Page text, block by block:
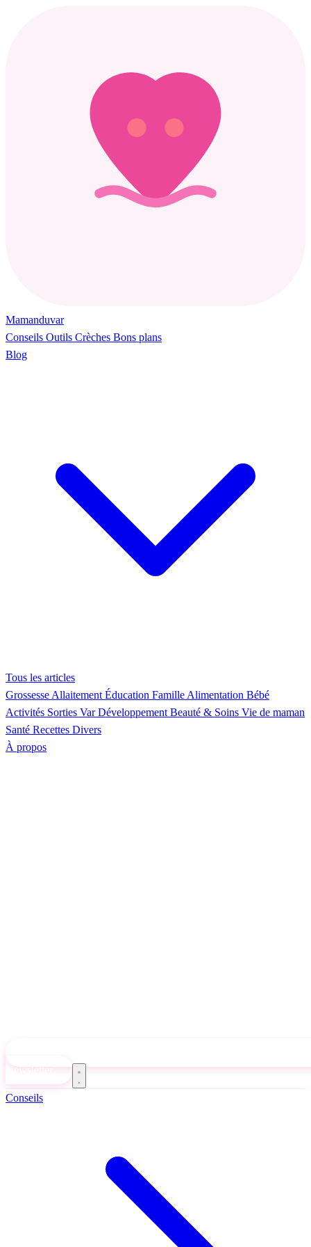
Mamanduvar
Conseils Outils Crèches Bons plans
Blog
Tous les articles
Grossesse Allaitement Éducation Famille Alimentation Bébé
Activités Sorties Var Développement Beauté & Soins Vie de maman
Santé Recettes Divers
À propos
Newsletter
Conseils